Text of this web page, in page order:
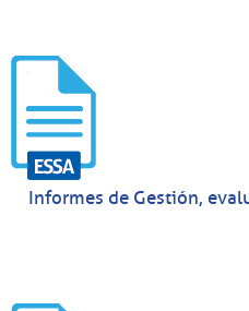
Informes de Gestión,